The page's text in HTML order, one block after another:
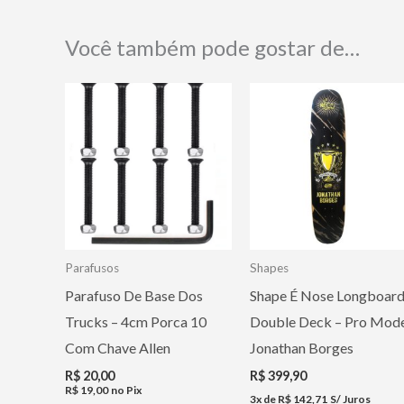
Você também pode gostar de…
Parafusos
Parafuso De Base Dos
Trucks – 4cm Porca 10
Com Chave Allen
R$ 20,00
R$ 19,00 no Pix
Shapes
Shape É Nose Longboard
Double Deck – Pro
Jonathan Borges
R$399,90
3x de R$142,71 S/ Juros